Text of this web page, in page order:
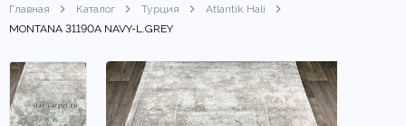
Главная Каталог Турция
Atlantik Hali
MONTANA 31190A NAVY-L.GREY